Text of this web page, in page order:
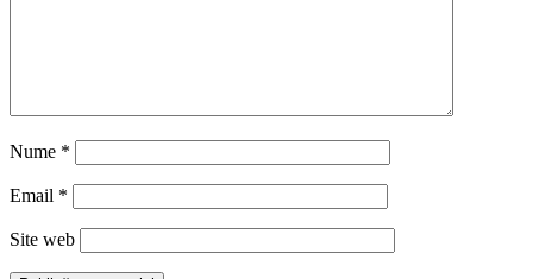
Nume *
Email *
Site web